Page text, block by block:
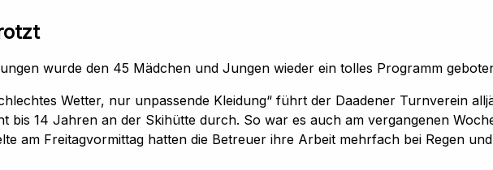
wurde den 45 Mädchen und Jungen wieder ein tolles Programm
Wetter, nur unpassende Kleidung“ führt der Daadener Turnverein
bis 14 Jahren an der Skihütte durch. So war es auch am vergangenen
am Freitagvormittag hatten die Betreuer ihre Arbeit mehrfach bei Regen